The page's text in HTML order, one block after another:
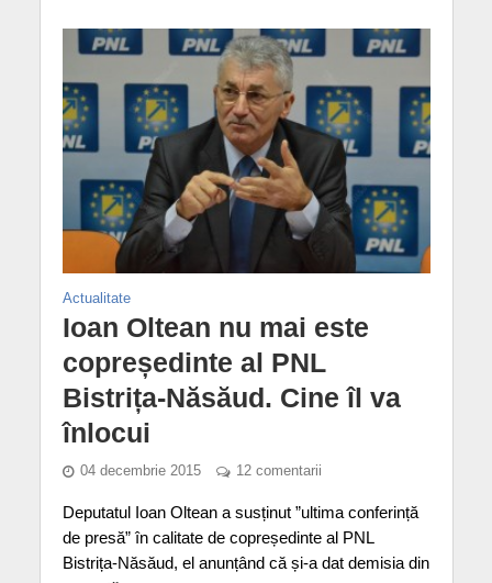
Actualitate
Ioan Oltean nu mai este
copreședinte al PNL
Bistrița-Năsăud. Cine îl va
înlocui
04 decembrie 2015 12 comentarii
Deputatul Ioan Oltean a susținut ”ultima conferință
de presă” în calitate de copreședinte al PNL
Bistrița-Năsăud, el anunțând că și-a dat demisia din